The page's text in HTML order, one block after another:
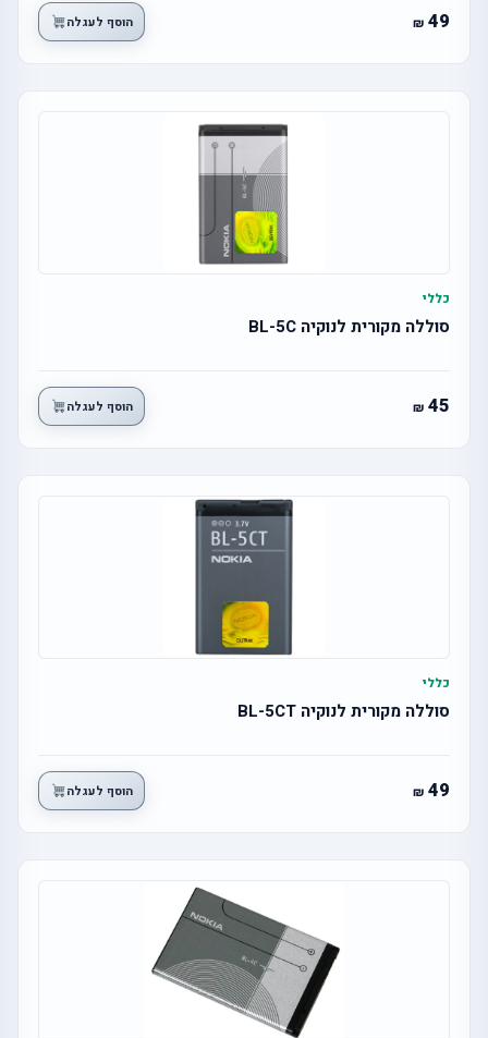
49 הוסף לעגלה
כללי
סוללה מקורית לנוקיה BL-5C
45 הוסף לעגלה
כללי
סוללה מקורית לנוקיה BL-5CT
49 הוסף לעגלה